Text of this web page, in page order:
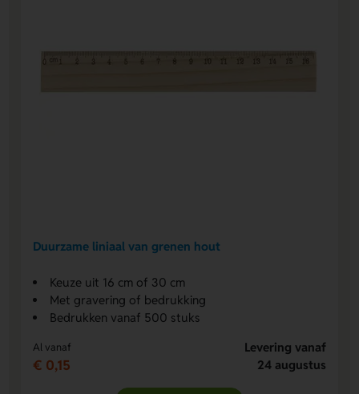
Duurzame liniaal van grenen hout
Keuze uit 16 cm of 30 cm
Met gravering of bedrukking
Bedrukken vanaf 500 stuks
Al vanaf
€ 0,15
Levering vanaf
24 augustus